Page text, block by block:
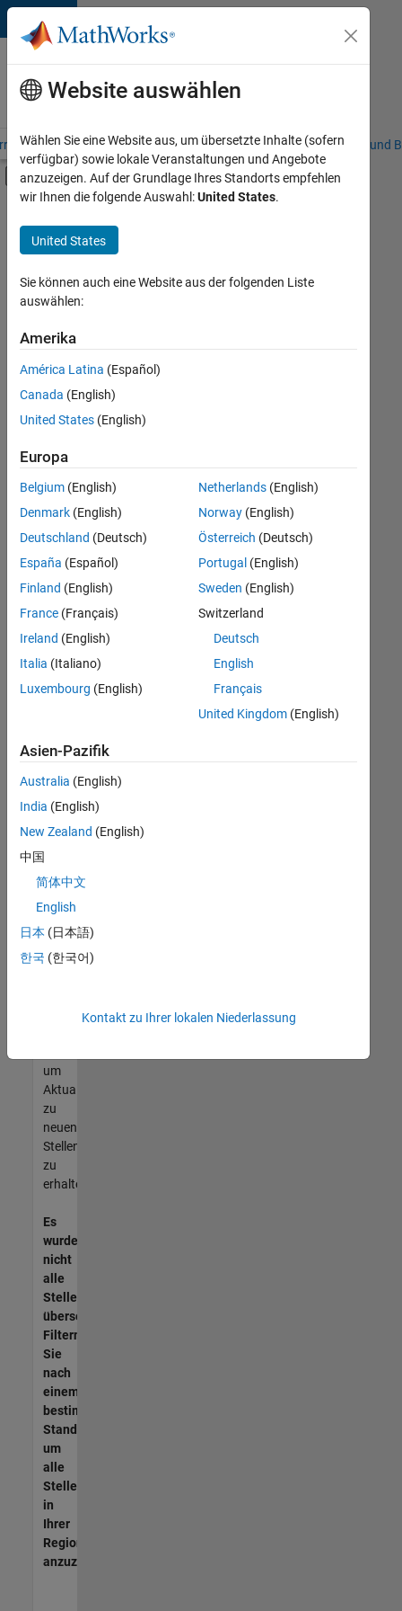
Weiter zum Inhalt
Karriere
bei
MathWorks
– Übersicht Stellensuche Niederlassungen Studierende und
Umschaltung für Off-Canvas-
Hauptinhalt
Customer Support
Inside Sales
Sales Operations
Business Model Team
Finance and Operations
Human Resources
Legal
Büro- und Verwaltungsdienste
+7
Derzeit
es
keine
offenen
Stellen,
Ihren
Suchkriterien
entsprechen.
können
die
Suchkriterien
weiter
fassen
oder
alle
Stellenangebote
anzeigen .
noch
keine
offenen
Stellen
können,
die
Ihren
entsprechen,
werden
unseres
um
Aktualisierungen
zu
neuen
Stellenangeboten
zu
erhalten.
Es
wurden
nicht
alle
Stellen
übersetzt.
Filtern
Sie
nach
einem
bestimmten
Standort,
um
alle
Stellenangebote
in
Ihrer
Region
anzuzeigen.
Website auswählen
Wählen Sie eine Website aus, um übersetzte Inhalte (sofern
verfügbar) sowie lokale Veranstaltungen und Angebote
anzuzeigen. Auf der Grundlage Ihres Standorts empfehlen
wir Ihnen die folgende Auswahl:United States.
United States
Sie können auch eine Website aus der folgenden Liste
auswählen:
Amerika
América Latina (Español)
Canada (English)
United States (English)
Europa
Belgium (English)
Denmark (English)
Deutschland (Deutsch)
España (Español)
Finland (English)
France (Français)
Ireland (English)
Italia (Italiano)
Luxembourg (English)
Netherlands(English)
Norway(English)
Österreich (Deutsch)
Portugal (English)
Sweden (English)
Switzerland
Deutsch
English
Français
United Kingdom(English)
Asien-Pazifik
Australia (English)
India (English)
New Zealand (English)
中国
简体中文
English
日本 (日本語)
한국 (한국어)
Kontakt zu Ihrer lokalen Niederlassung